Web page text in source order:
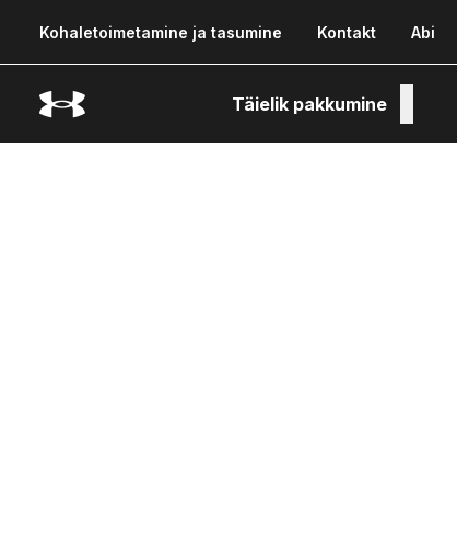
Kohaletoimetamine ja tasumine Kontakt Abi
Täielik pakkumine